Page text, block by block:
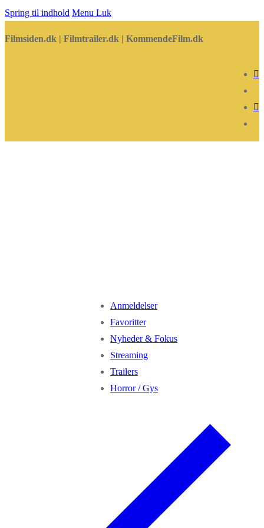
Spring til indhold Menu Luk
Filmsiden.dk | Filmtrailer.dk | KommendeFilm.dk
Anmeldelser
Favoritter
Nyheder & Fokus
Streaming
Trailers
Horror / Gys